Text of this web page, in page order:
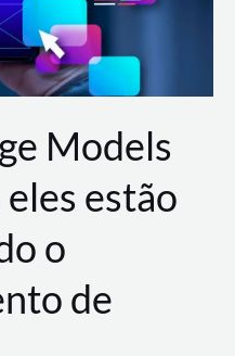
Models
estão
o
de